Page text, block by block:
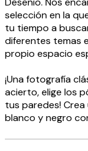
selección en la
tu tiempo a
diferentes temas
propio espacio
¡Una fotografía
acierto, elige los
tus paredes!
blanco y negro